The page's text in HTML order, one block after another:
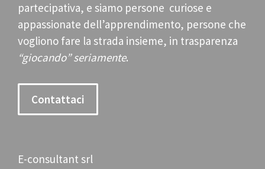
partecipativa, e siamo persone curiose e
appassionate dell’apprendimento, persone che
vogliono fare la strada insieme, in trasparenza
“giocando” seriamente.
Contattaci
E-consultant srl